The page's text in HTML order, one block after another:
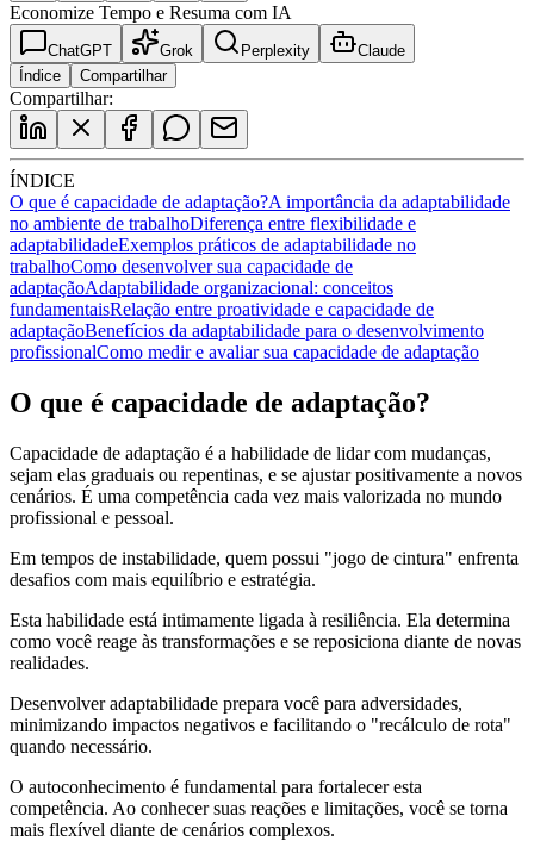
Economize Tempo e Resuma com IA
ChatGPT Grok Perplexity
Claude
Índice
Compartilhar
Compartilhar:
ÍNDICE
O que é capacidade de adaptação?A importância da adaptabilidade
no ambiente de trabalhoDiferença entre flexibilidade e
adaptabilidadeExemplos práticos de adaptabilidade no
trabalhoComo desenvolver sua capacidade de
adaptaçãoAdaptabilidade organizacional: conceitos
fundamentaisRelação entre proatividade e capacidade de
adaptaçãoBenefícios da adaptabilidade para o desenvolvimento
profissionalComo medir e avaliar sua capacidade de adaptação
O que é capacidade de adaptação?
Capacidade de adaptação é a habilidade de lidar com mudanças,
sejam elas graduais ou repentinas, e se ajustar positivamente a novos
cenários. É uma competência cada vez mais valorizada no mundo
profissional e pessoal.
Em tempos de instabilidade, quem possui "jogo de cintura" enfrenta
desafios com mais equilíbrio e estratégia.
Esta habilidade está intimamente ligada à resiliência. Ela determina
como você reage às transformações e se reposiciona diante de novas
realidades.
Desenvolver adaptabilidade prepara você para adversidades,
minimizando impactos negativos e facilitando o "recálculo de rota"
quando necessário.
O autoconhecimento é fundamental para fortalecer esta
competência. Ao conhecer suas reações e limitações, você se torna
mais flexível diante de cenários complexos.